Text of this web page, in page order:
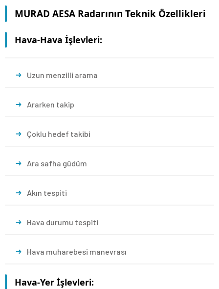
MURAD AESA Radarının Teknik Özellikleri
Hava-Hava İşlevleri:
Uzun menzilli arama
Ararken takip
Çoklu hedef takibi
Ara safha güdüm
Akın tespiti
Hava durumu tespiti
Hava muharebesi manevrası
Hava-Yer İşlevleri: